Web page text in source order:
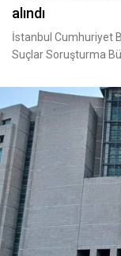
alındı
İstanbul Cumhuriyet
Suçlar Soruşturma